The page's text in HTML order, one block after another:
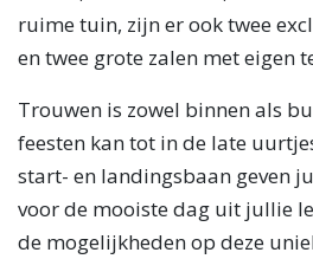
ruime tuin, zijn er ook twee
en twee grote zalen met eigen
Trouwen is zowel binnen als
feesten kan tot in de late
start- en landingsbaan geven
voor de mooiste dag uit jullie
de mogelijkheden op deze